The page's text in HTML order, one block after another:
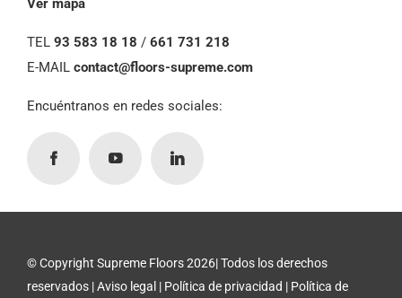
Ver mapa
TEL 93 583 18 18 / 661 731 218
E-MAIL contact@floors-supreme.com
Encuéntranos en redes sociales:
© Copyright Supreme Floors 2026| Todos los derechos
reservados |Aviso legal | Política de privacidad | Política de